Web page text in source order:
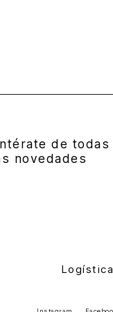
de todas
novedades